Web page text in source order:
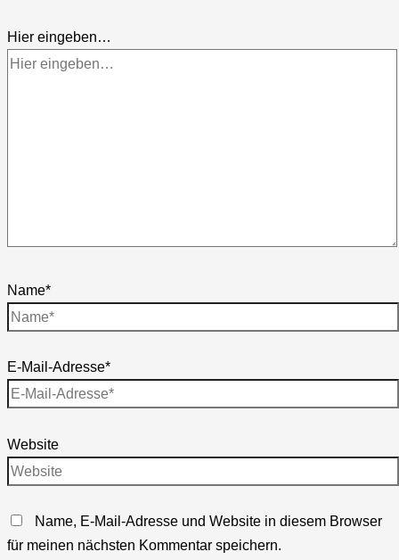
Hier eingeben…
Name*
E-Mail-Adresse*
Website
Name, E-Mail-Adresse und Website in diesem Browser
für meinen nächsten Kommentar speichern.